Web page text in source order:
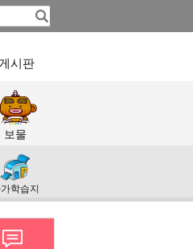
시판
보물
학습지